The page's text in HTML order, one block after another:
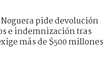
pide devolución
e indemnización tras
más de $500 millones